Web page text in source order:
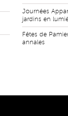
Journées
jardins en
Fêtes de
annales